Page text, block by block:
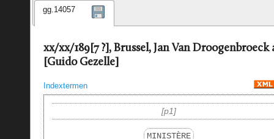
gg.14057
xx/xx/189[7 ?], Brussel, Jan Van Droogenbroeck
[Guido Gezelle]
Indextermen
p1
MINISTÈRE